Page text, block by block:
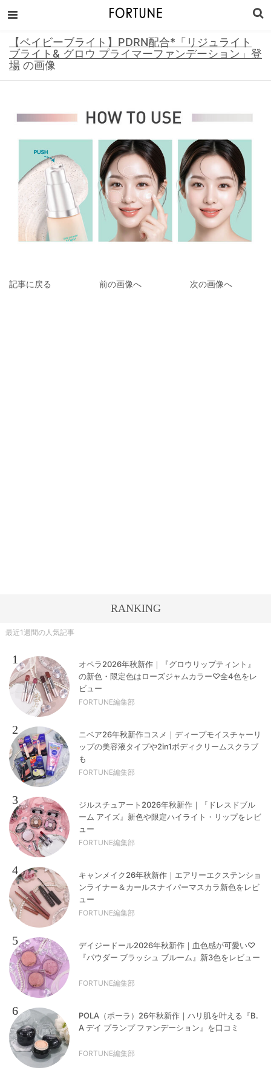
【ベイビーブライト】PDRN配合*「リジュライト
ブライト& グロウ プライマーファンデーション」登
場 の画像
記事に戻る 前の画像へ 次の画像へ
RANKING
最近1週間の人気記事
1
オペラ2026年秋新作｜『グロウリップティント』
の新色・限定色はローズジャムカラー♡全4色をレ
ビュー
FORTUNE編集部
2
ニベア26年秋新作コスメ｜ディープモイスチャーリ
ップの美容液タイプや2in1ボディクリームスクラブ
も
FORTUNE編集部
3
ジルスチュアート2026年秋新作｜『ドレスドブル
ーム アイズ』新色や限定ハイライト・リップをレビ
ュー
FORTUNE編集部
4
キャンメイク26年秋新作｜エアリーエクステンショ
ンライナー＆カールスナイパーマスカラ新色をレビ
ュー
FORTUNE編集部
5
デイジードール2026年秋新作｜血色感が可愛い♡
『パウダー ブラッシュ ブルーム』新3色をレビュー
FORTUNE編集部
6
POLA（ポーラ）26年秋新作｜ハリ肌を叶える『B.
A デイ プランプ ファンデーション』を口コミ
FORTUNE編集部